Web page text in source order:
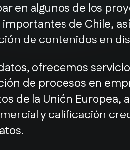
en algunos de los
de Chile,
de contenidos en
ofrecemos
de procesos en
de la Unión
y calificación